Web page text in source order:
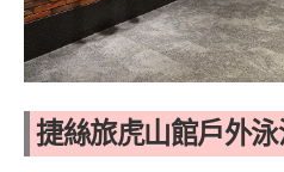
捷絲旅虎山館戶外泳